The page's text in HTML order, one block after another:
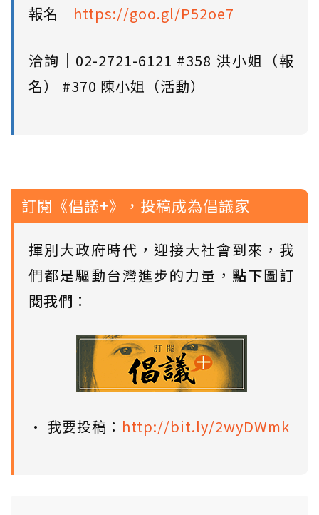
報名｜ https://goo.gl/P52oe7
洽詢｜02-2721-6121 #358 洪小姐（報
名） #370 陳小姐（活動）
訂閱《倡議+》，投稿成為倡議家
揮別大政府時代，迎接大社會到來，我
們都是驅動台灣進步的力量， 點下圖訂
閱我們 ：
• 我要投稿： http://bit.ly/2wyDWmk